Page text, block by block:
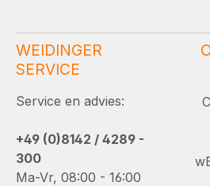
WEIDINGER
SERVICE
Service en advies:
+49 (0)8142 / 4289 -
300
Ma-Vr, 08:00 - 16:00